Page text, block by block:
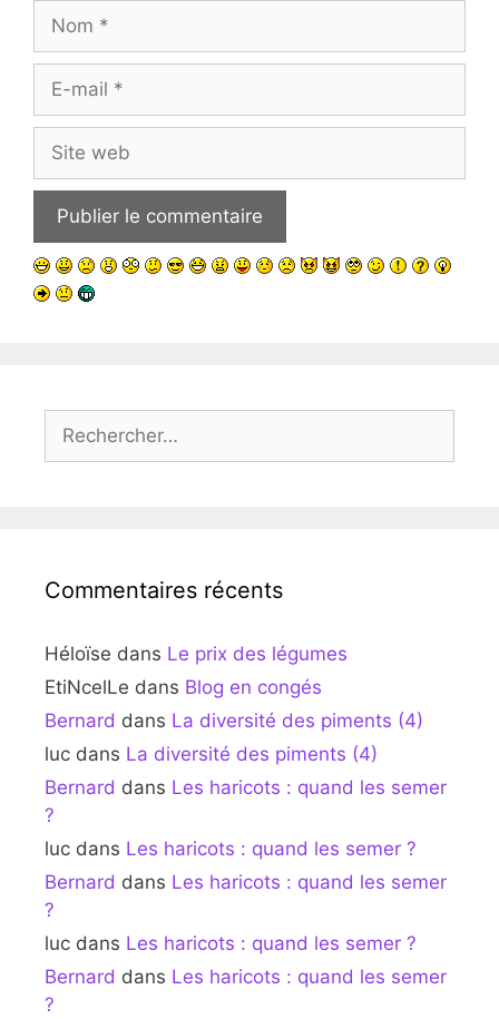
Nom
Site
web
Rechercher :
Commentaires récents
Héloïse dans Le prix des légumes
EtiNcelLe dans Blog en congés
Bernard dans La diversité des piments (4)
luc dans La diversité des piments (4)
Bernard dans Les haricots : quand les semer
?
luc dans Les haricots : quand les semer ?
Bernard dans Les haricots : quand les semer
?
luc dans Les haricots : quand les semer ?
Bernard dans Les haricots : quand les semer
?